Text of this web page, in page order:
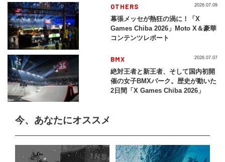
2026」
OTHERS
幕張メッセが熱狂の渦に！「X
Games Chiba 2026」Moto X＆豪華
コンテンツレポート
2026.07.09
BMX
絶対王者と新王者、そして国内初開
催の女子BMXパーク。歴史が動いた
2日間「X Games Chiba 2026」
2026.07.07
今、あなたにオススメ